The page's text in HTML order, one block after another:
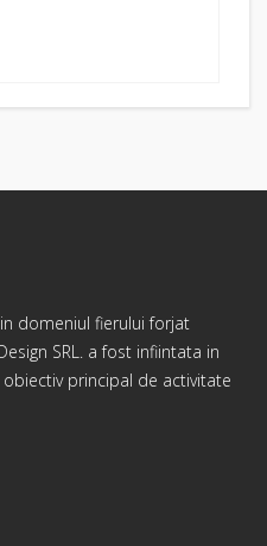
domeniul fierului forjat
SRL. a fost infiintata in
principal de activitate